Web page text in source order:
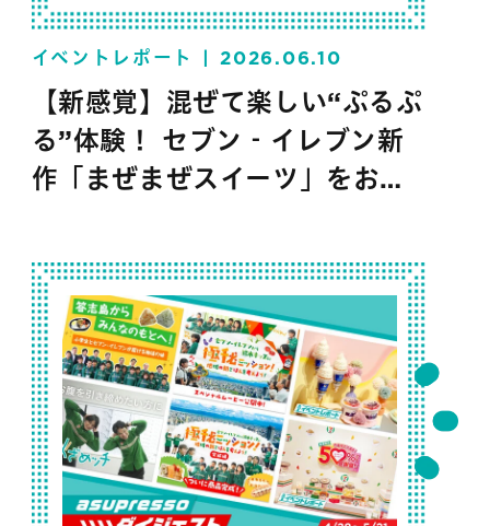
イベントレポート 2026.06.10
【新感覚】混ぜて楽しい“ぷるぷ
る”体験！ セブン‐イレブン新
作「まぜまぜスイーツ」をお試